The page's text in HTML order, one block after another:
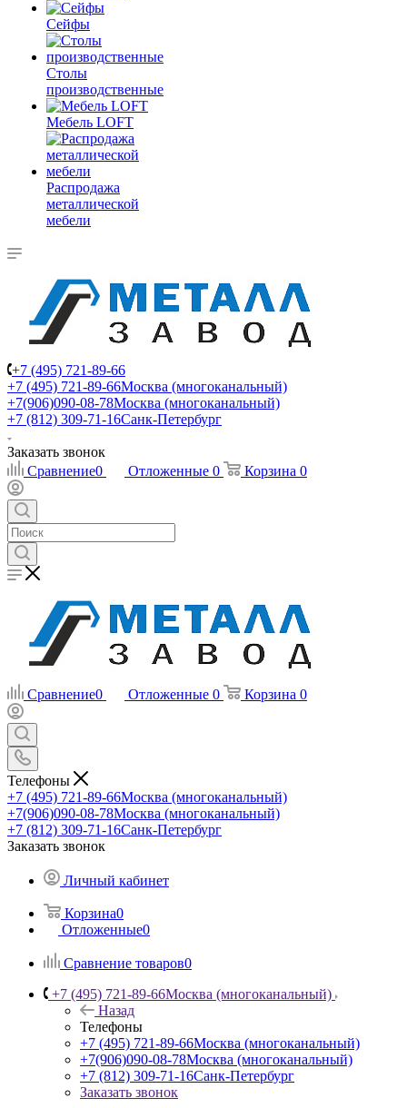
Сейфы
Столы
производственные
Мебель LOFT
Распродажа
металлической
мебели
+7 (495) 721-89-66
+7 (495) 721-89-66Москва (многоканальный)
+7(906)090-08-78Москва (многоканальный)
+7 (812) 309-71-16Санк-Петербург
Заказать звонок
Сравнение0 Отложенные 0 Корзина 0
Сравнение0 Отложенные 0 Корзина 0
Телефоны
+7 (495) 721-89-66Москва (многоканальный)
+7(906)090-08-78Москва (многоканальный)
+7 (812) 309-71-16Санк-Петербург
Заказать звонок
Личный кабинет
Корзина0
Отложенные0
Сравнение товаров0
+7 (495) 721-89-66Москва (многоканальный)
Назад
Телефоны
+7 (495) 721-89-66Москва (многоканальный)
+7(906)090-08-78Москва (многоканальный)
+7 (812) 309-71-16Санк-Петербург
Заказать звонок